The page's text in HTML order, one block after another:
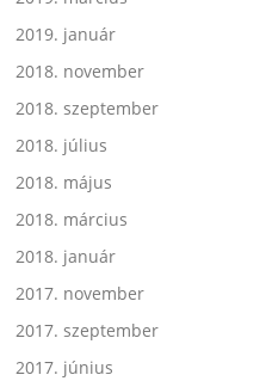
2019. január
2018. november
2018. szeptember
2018. július
2018. május
2018. március
2018. január
2017. november
2017. szeptember
2017. június